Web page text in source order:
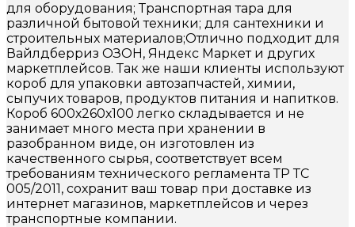
для оборудования; Транспортная тара для
различной бытовой техники; для сантехники и
строительных материалов;Отлично подходит для
Вайлдберриз ОЗОН, Яндекс Маркет и других
маркетплейсов. Так же наши клиенты используют
короб для упаковки автозапчастей, химии,
сыпучих товаров, продуктов питания и напитков.
Короб 600х260х100 легко складывается и не
занимает много места при хранении в
разобранном виде, он изготовлен из
качественного сырья, соответствует всем
требованиям технического регламента ТР ТС
005/2011, сохранит ваш товар при доставке из
интернет магазинов, маркетплейсов и через
транспортные компании.